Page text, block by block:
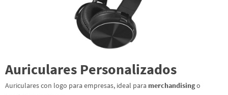
Auriculares Personalizados
Auriculares con logo para empresas, ideal para merchandisingo